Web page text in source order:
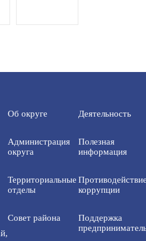
Об округе
Администрация
округа
Территориальные
отделы
Совет района
Деятельность
Полезная
информация
коррупции
Поддержка